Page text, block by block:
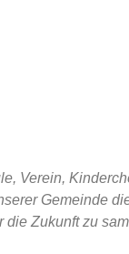
Verein,
Gemeinde
Zukunft zu